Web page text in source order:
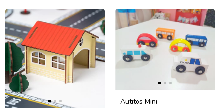
Autitos Mini